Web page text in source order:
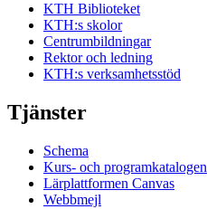
KTH Biblioteket
KTH:s skolor
Centrumbildningar
Rektor och ledning
KTH:s verksamhetsstöd
Tjänster
Schema
Kurs- och programkatalogen
Lärplattformen Canvas
Webbmejl